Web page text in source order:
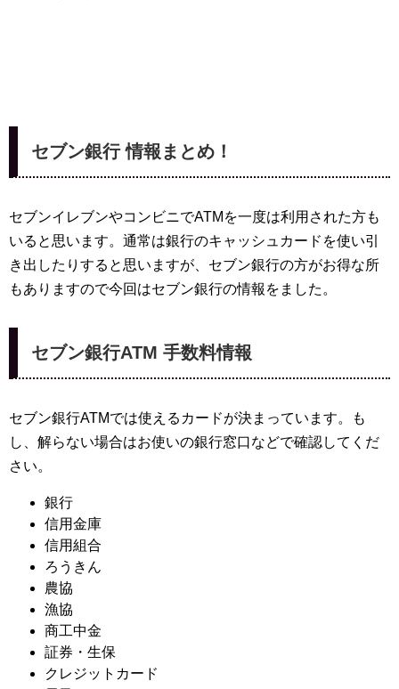
セブン銀行 情報まとめ！
セブンイレブンやコンビニでATMを一度は利用された方も
いると思います。通常は銀行のキャッシュカードを使い引
き出したりすると思いますが、セブン銀行の方がお得な所
もありますので今回はセブン銀行の情報をました。
セブン銀行ATM 手数料情報
セブン銀行ATMでは使えるカードが決まっています。も
し、解らない場合はお使いの銀行窓口などで確認してくだ
さい。
銀行
信用金庫
信用組合
ろうきん
農協
漁協
商工中金
証券・生保
クレジットカード